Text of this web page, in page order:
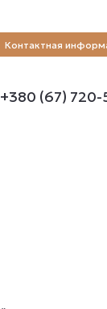
Контактная
+380 (67) 720-